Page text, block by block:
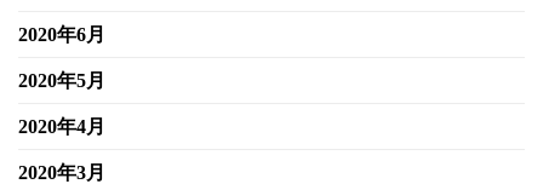
2020年6月
2020年5月
2020年4月
2020年3月